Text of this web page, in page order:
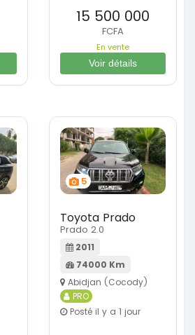
15 500 000
FCFA
En vente
Voir détails
5
Toyota Prado
Prado 2.0
2011
74000 Km
Abidjan (Cocody)
PRO
Posté il y a 1 jour